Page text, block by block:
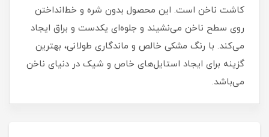
کاشت ناخن است. این محصول بدون شره و خط‌انداختن
روی سطح ناخن می‌نشیند و جلوه‌ای یکدست و براق ایجاد
می‌کند. با رنگ مشکی خالص و ماندگاری طولانی، بهترین
گزینه برای ایجاد استایل‌های خاص و شیک در دنیای ناخن
می‌باشد.